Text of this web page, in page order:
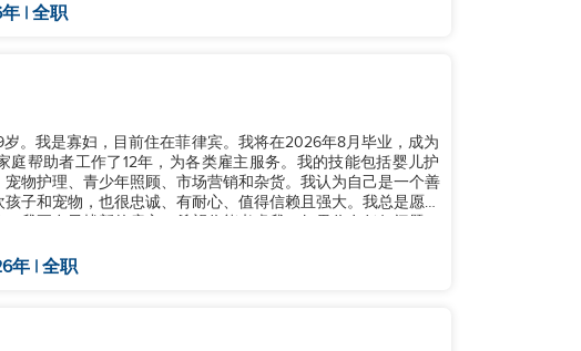
| 全职
。我是寡妇，目前住在菲律宾。我将在2026年8月毕业，成为
庭帮助者工作了12年，为各类雇主服务。我的技能包括婴儿护
物护理、青少年照顾、市场营销和杂货。我认为自己是一个善
子和宠物，也很忠诚、有耐心、值得信赖且强大。我总是愿意
年 | 全职